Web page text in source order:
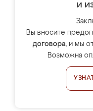
и
Вы вносите
договора, и мы
Возможна